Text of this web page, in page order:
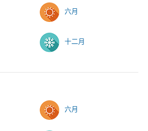
六月
十二月
六月